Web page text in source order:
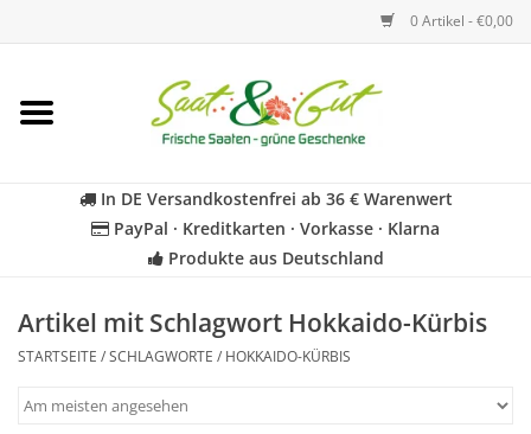
0 Artikel - €0,00
Startseite
Kräuter
In DE Versandkostenfrei ab 36 € Warenwert
PayPal · Kreditkarten · Vorkasse · Klarna
Produkte aus Deutschland
Artikel mit Schlagwort Hokkaido-Kürbis
STARTSEITE /SCHLAGWORTE / HOKKAIDO-KÜRBIS